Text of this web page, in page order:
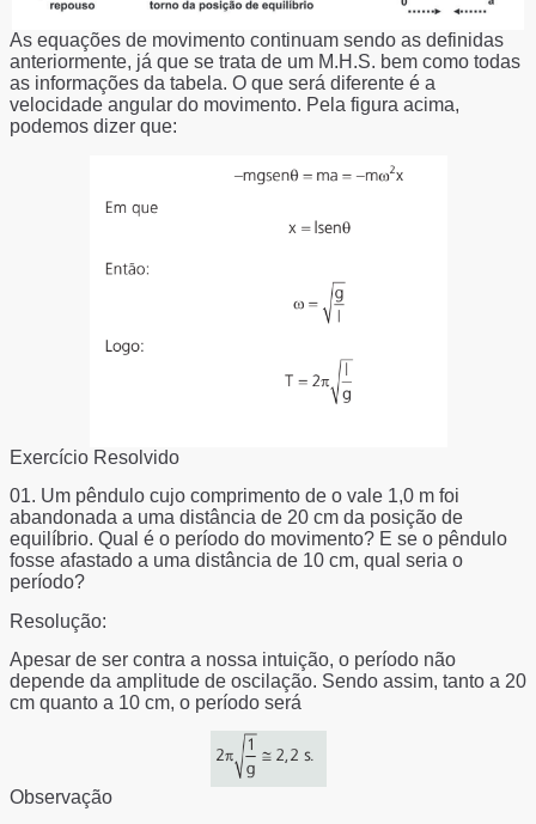
As equações de movimento continuam sendo as definidas
anteriormente, já que se trata de um M.H.S. bem como todas
as informações da tabela. O que será diferente é a
velocidade angular do movimento. Pela figura acima,
podemos dizer que:
Exercício Resolvido
01. Um pêndulo cujo comprimento de o vale 1,0 m foi
abandonada a uma distância de 20 cm da posição de
equilíbrio. Qual é o período do movimento? E se o pêndulo
fosse afastado a uma distância de 10 cm, qual seria o
período?
Resolução:
Apesar de ser contra a nossa intuição, o período não
depende da amplitude de oscilação. Sendo assim, tanto a 20
cm quanto a 10 cm, o período será
Observação